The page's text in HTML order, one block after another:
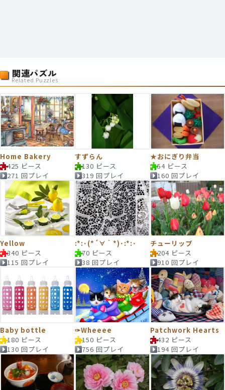
関連パズル
Related Puzzles
Home Bakery
425 ピース
271 回プレイ
すずらん
130 ピース
319 回プレイ
★おにぎり弁当
54 ピース
160 回プレイ
Yellow
340 ピース
115 回プレイ
:*:･(*´∀｀*)･:*:･
70 ピース
38 回プレイ
チューリップ
204 ピース
910 回プレイ
Baby bottle
180 ピース
130 回プレイ
✑Wheeee
150 ピース
756 回プレイ
Patchwork Hearts
432 ピース
194 回プレイ